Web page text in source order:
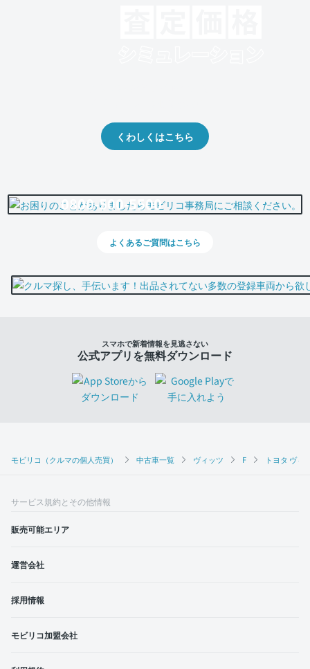
モビリコ（クルマの個人売買） 中古車一覧 ヴィッツ F トヨタ ヴィ
くわしくはこちら
0800-500-5500
よくあるご質問はこちら
スマホで新着情報を見逃さない
公式アプリを無料ダウンロード
サービス規約とその他情報
販売可能エリア
運営会社
採用情報
モビリコ加盟会社